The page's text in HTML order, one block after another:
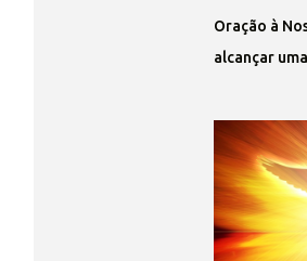
Oração à
alcançar